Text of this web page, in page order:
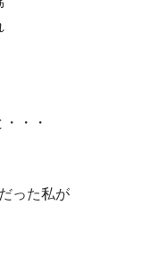
・・
った私が